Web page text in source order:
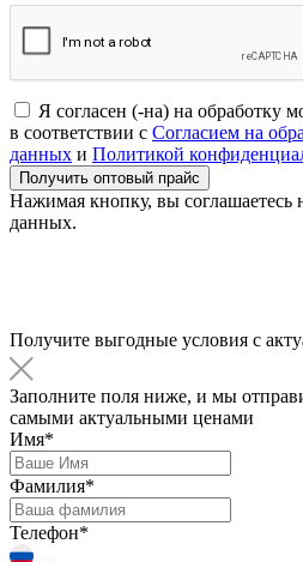
Я согласен (-на) на обработку
в соответствии с Согласием на
данных и Политикой
Нажимая кнопку, вы соглашаетесь
данных.
Получите выгодные условия с
Заполните поля ниже, и мы
самыми актуальными ценами
Имя*
Фамилия*
Телефон*